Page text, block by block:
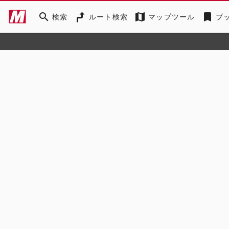
search 検索 ルート検索 map マップツール bookmark ブ